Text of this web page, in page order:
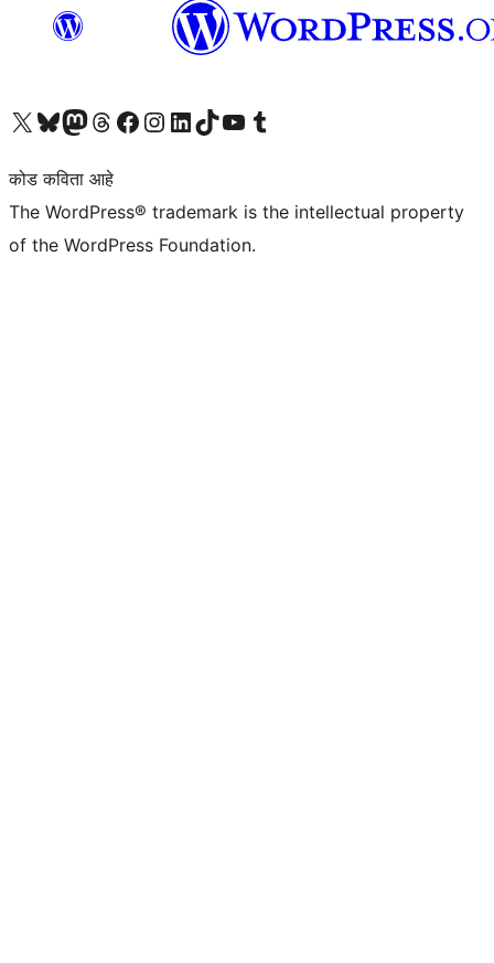
आमच्या X (एक्स) (पूर्वीचे ट्विटर) खात्याला भेट द्या आमच्या ब्लूस्की खात्याला भेट द्या.आमच्या Mastodon खात्याला भेट द्या.आमच्या थ्रेड्स खात्याला भेट द्या. आमच्या फेसबुक पेजला भेट द्या आमच्या इंस्टाग्राम खात्याला भेट द्या आमच्या लिंक्डइन खात्याला भेट द्या आमच्या टिकटॉक अकाउंटला भेट द्या.आमच्या यूट्यूब चॅनेलला भेट द्या आमच्या टंबलर खात्याला भेट द्या.
कोड कविता आहे
The WordPress® trademark is the intellectual property
of the WordPress Foundation.